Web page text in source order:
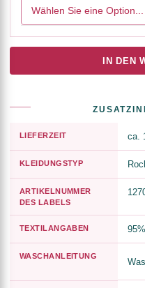
IN DEN
LIEFERZEIT ca.
KLEIDUNGSTYP
ARTIKELNUMMER
DES LABELS
TEXTILANGABEN
WASCHANLEITUNG